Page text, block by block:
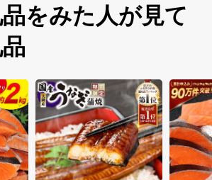
をみた人が見て